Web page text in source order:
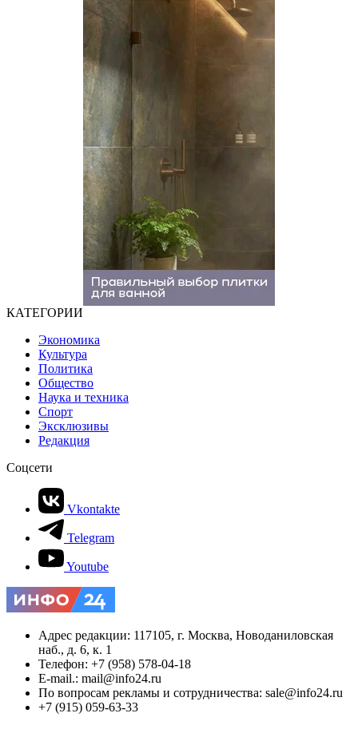
КАТЕГОРИИ
Экономика
Культура
Политика
Общество
Наука и техника
Спорт
Эксклюзивы
Редакция
Соцсети
Vkontakte
Telegram
Youtube
Адрес редакции: 117105, г. Москва, Новоданиловская
наб., д. 6, к. 1
Телефон: +7 (958) 578-04-18
E-mail.: mail@info24.ru
По вопросам рекламы и сотрудничества: sale@info24.ru
+7 (915) 059-63-33